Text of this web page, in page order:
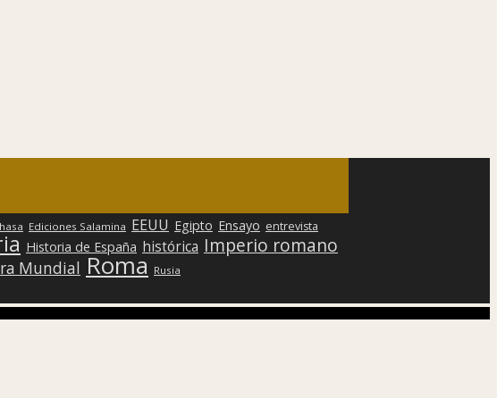
Ediciones Salamina EEUU Egipto Ensayo entrevista
Historia de España histórica Imperio romano
Mundial Roma Rusia